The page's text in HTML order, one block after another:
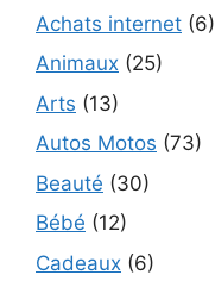
Achats internet (6)
Animaux (25)
Arts (13)
Autos Motos (73)
Beauté (30)
Bébé (12)
Cadeaux (6)